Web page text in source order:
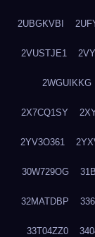
2UBGKVBI
2VUSTJE1
2WGUIKKG
2X7CQ1SY
2YV3O361
30W729OG
32MATDBP
33T04ZZ0